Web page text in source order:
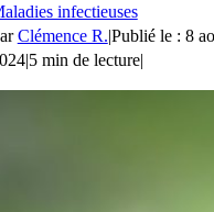
infectieuses
Clémence R.|Publié le : 8
|5 min de lecture|